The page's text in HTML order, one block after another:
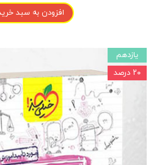
افزودن به سبد
یازدهم
۲۰ درصد